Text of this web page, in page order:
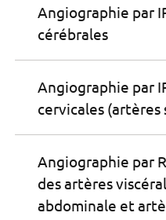
Angiographie par
cérébrales
Angiographie par
cervicales
Angiographie par
des artères
abdominale et